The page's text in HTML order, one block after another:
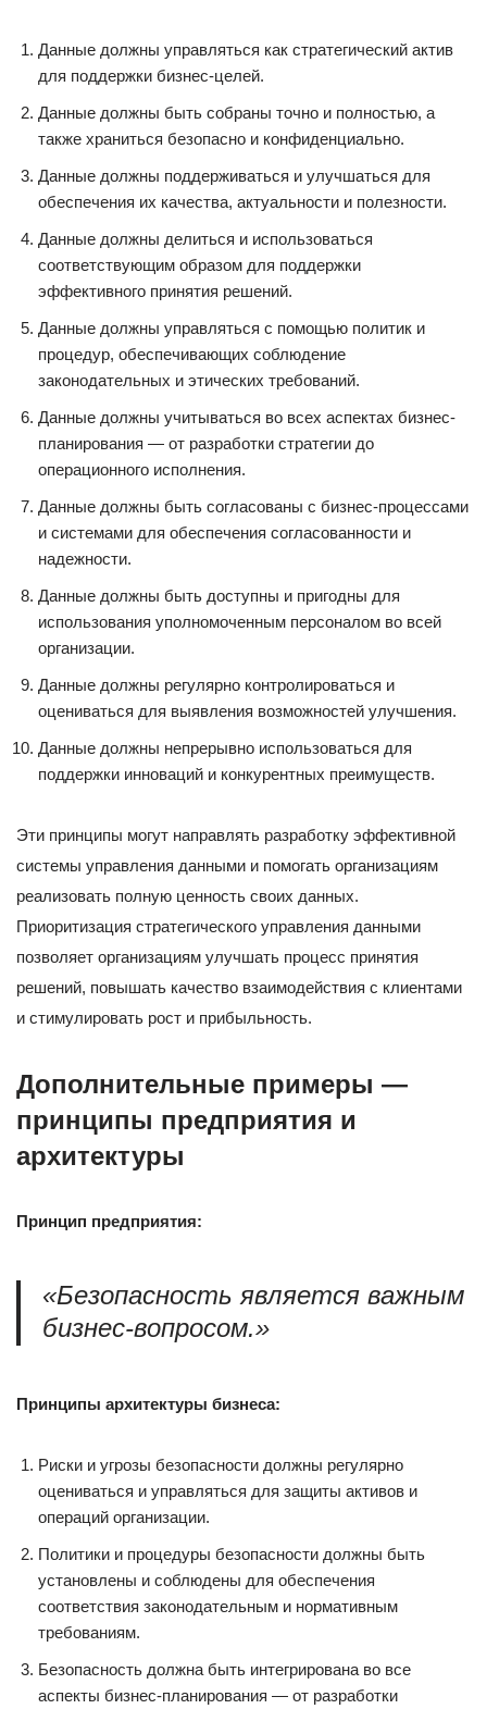
Данные должны управляться как стратегический актив
для поддержки бизнес-целей.
Данные должны быть собраны точно и полностью, а
также храниться безопасно и конфиденциально.
Данные должны поддерживаться и улучшаться для
обеспечения их качества, актуальности и полезности.
Данные должны делиться и использоваться
соответствующим образом для поддержки
эффективного принятия решений.
Данные должны управляться с помощью политик и
процедур, обеспечивающих соблюдение
законодательных и этических требований.
Данные должны учитываться во всех аспектах бизнес-
планирования — от разработки стратегии до
операционного исполнения.
Данные должны быть согласованы с бизнес-процессами
и системами для обеспечения согласованности и
надежности.
Данные должны быть доступны и пригодны для
использования уполномоченным персоналом во всей
организации.
Данные должны регулярно контролироваться и
оцениваться для выявления возможностей улучшения.
Данные должны непрерывно использоваться для
поддержки инноваций и конкурентных преимуществ.
Эти принципы могут направлять разработку эффективной
системы управления данными и помогать организациям
реализовать полную ценность своих данных.
Приоритизация стратегического управления данными
позволяет организациям улучшать процесс принятия
решений, повышать качество взаимодействия с клиентами
и стимулировать рост и прибыльность.
Дополнительные примеры —
принципы предприятия и
архитектуры
Принцип предприятия:
«Безопасность является важным
бизнес-вопросом.»
Принципы архитектуры бизнеса:
Риски и угрозы безопасности должны регулярно
оцениваться и управляться для защиты активов и
операций организации.
Политики и процедуры безопасности должны быть
установлены и соблюдены для обеспечения
соответствия законодательным и нормативным
требованиям.
Безопасность должна быть интегрирована во все
аспекты бизнес-планирования — от разработки